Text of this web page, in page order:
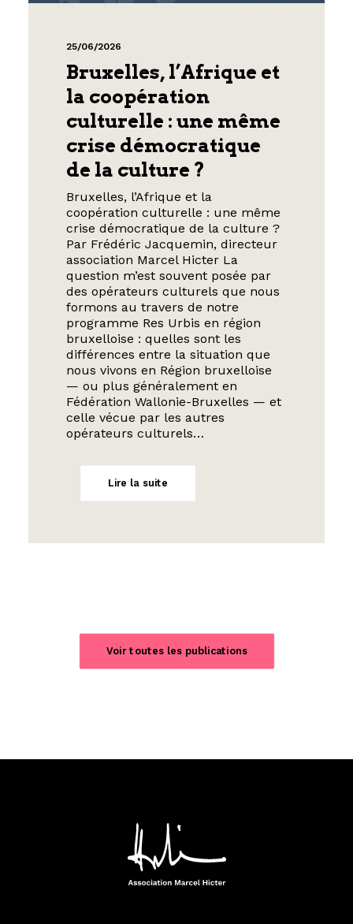
25/06/2026
Bruxelles, l’Afrique et
la coopération
culturelle : une même
crise démocratique
de la culture ?
Bruxelles, l’Afrique et la
coopération culturelle : une même
crise démocratique de la culture ?
Par Frédéric Jacquemin, directeur
association Marcel Hicter La
question m’est souvent posée par
des opérateurs culturels que nous
formons au travers de notre
programme Res Urbis en région
bruxelloise : quelles sont les
différences entre la situation que
nous vivons en Région bruxelloise
— ou plus généralement en
Fédération Wallonie-Bruxelles — et
celle vécue par les autres
opérateurs culturels…
Lire la suite
Voir toutes les publications